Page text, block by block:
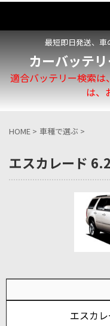
最短即日発送、車
カーバッテ
適合バッテリー検索
は、
HOME > 車種で選ぶ >
エスカレード
エスカ